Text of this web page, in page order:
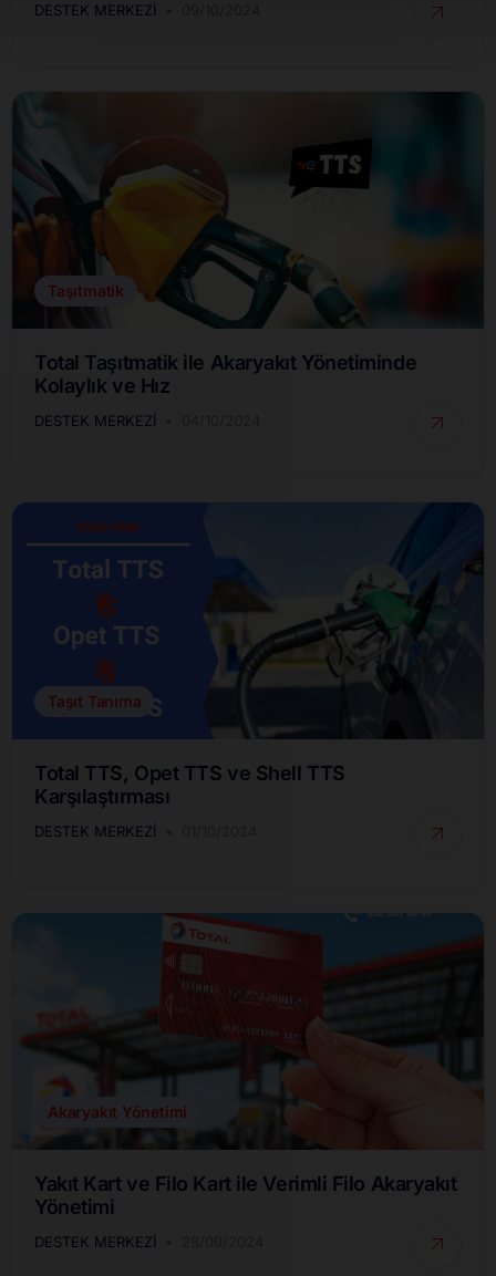
DESTEK MERKEZI
Taşıtmatik
Total Taşıtmatik ile Akaryakıt Yönetiminde
Kolaylık ve Hız
DESTEK MERKEZI
Taşıt Tanıma
Total TTS, Opet TTS ve Shell TTS
Karşılaştırması
DESTEK MERKEZI
Akaryakıt Yönetimi
Yakıt Kart ve Filo Kart ile Verimli Filo Akaryakıt
Yönetimi
DESTEK MERKEZI